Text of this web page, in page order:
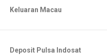
Keluaran Macau
Deposit Pulsa Indosat